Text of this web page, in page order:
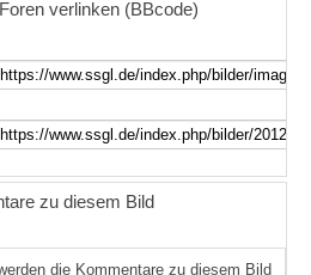
verlinken (BBcode)
zu diesem Bild
die Kommentare zu diesem Bild